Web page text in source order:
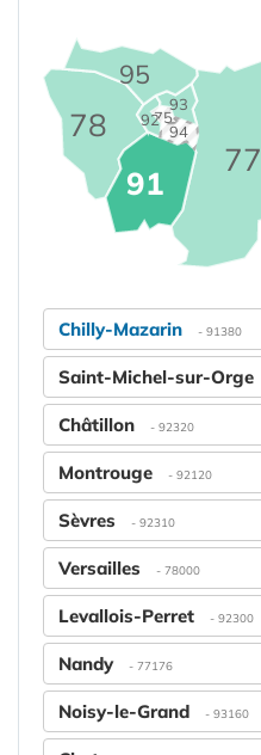
75
77
78
91
92
93
94
95
Chilly-Mazarin - 91380
Saint-Michel-sur-Orge
Châtillon - 92320
Montrouge - 92120
Sèvres - 92310
Versailles - 78000
Levallois-Perret - 92300
Nandy - 77176
Noisy-le-Grand - 93160